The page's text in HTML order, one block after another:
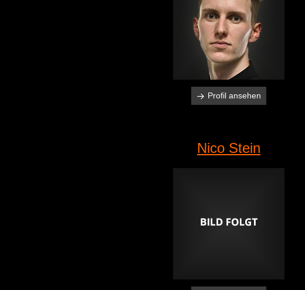
Profil ansehen
Nico Stein